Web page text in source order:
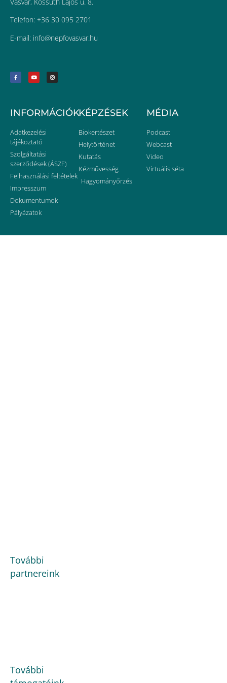
Telefon: +36 30 095 2701
E-mail: uh.ravsavofpen@ofni
INFORMÁCIÓK
Adatkezelési
tájékoztató
Szolgáltatási
szerződések (ÁSZF)
Felhasználási feltételek
Impresszum
Dokumentumok
Pályázatok
KÉPZÉSEK
Biokertészet
Helytörténet
Kutatás
Kézművesség
Hagyományőrzés
MÉDIA
Podcast
Webcast
Video
Virtuális séta
További
partnereink
További